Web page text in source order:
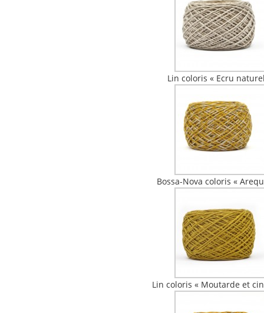
Lin coloris « Ecru
Bossa-Nova coloris «
Lin coloris « Moutarde et